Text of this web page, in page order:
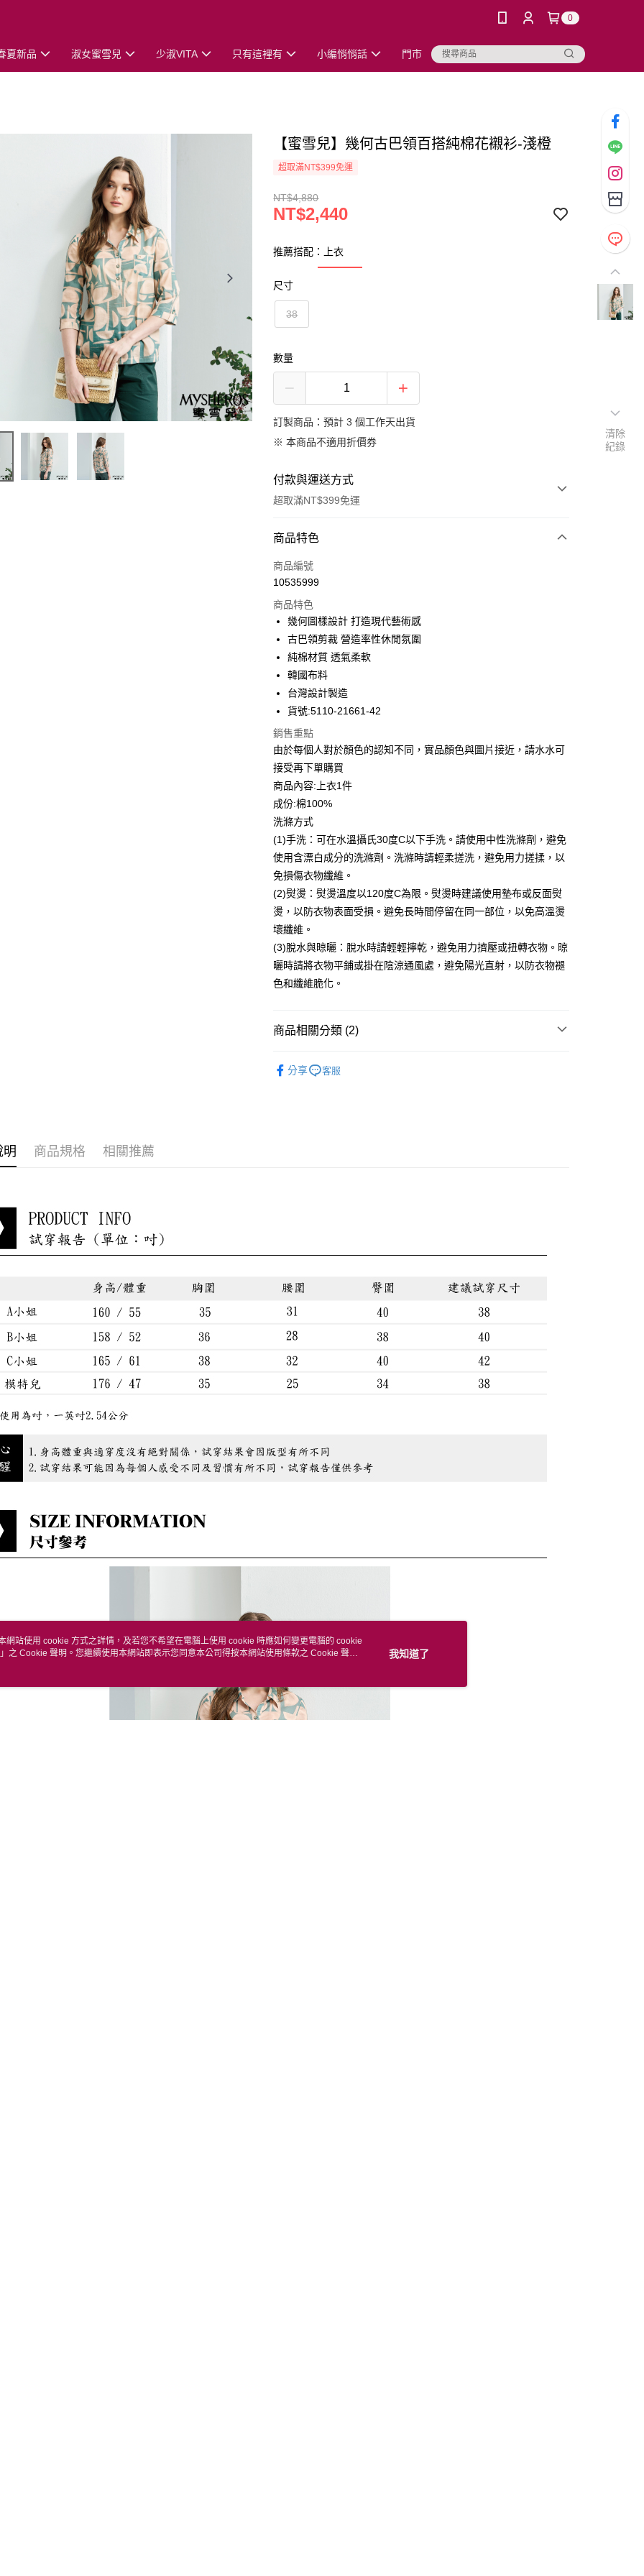
0
夏新品 淑女蜜雪兒 少淑VITA 只有這裡有 小編悄悄話 門市
【蜜雪兒】幾何古巴領百搭純棉花襯衫-淺橙
超取滿NT$399免運
NT$4,880
NT$2,440
推薦搭配：上衣
尺寸
38
數量
訂製商品：預計 3 個工作天出貨
※ 本商品不適用折價券
付款與運送方式
超取滿NT$399免運
付款方式
信用卡一次付款
3 期 0 利率 每期 NT$813
合作金庫商業銀行
華南商業銀行
國泰世華商業銀行
臺灣中小企業銀行
匯豐（台灣）商業銀行
聯邦商業銀行
玉山商業銀行
星展（台灣）商業銀行
台新國際商業銀行
台灣樂天信用卡公司
LINE Pay
街口支付
全盈+PAY
ATM付款
貨到付款
運送方式
付款後全家取貨
每筆NT$80，滿NT$399(含以上)免運費
付款後7-11取貨
宅配到府
每筆NT$80，滿NT$888(含以上)免運費
每筆NT$80，滿NT$888(含以上)免運費
商品特色
商品編號
10535999
商品特色
幾何圖樣設計 打造現代藝術感
古巴領剪裁 營造率性休閒氛圍
純棉材質 透氣柔軟
韓國布料
台灣設計製造
貨號:5110-21661-42
銷售重點
由於每個人對於顏色的認知不同，實品顏色與圖片接近，請水水可
接受再下單購買
商品內容:上衣1件
成份:棉100%
洗滌方式
(1)手洗：可在水溫攝氏30度C以下手洗。請使用中性洗滌劑，避免
使用含漂白成分的洗滌劑。洗滌時請輕柔搓洗，避免用力搓揉，以
免損傷衣物纖維。
(2)熨燙：熨燙溫度以120度C為限。熨燙時建議使用墊布或反面熨
燙，以防衣物表面受損。避免長時間停留在同一部位，以免高溫燙
壞纖維。
(3)脫水與晾曬：脫水時請輕輕擰乾，避免用力擠壓或扭轉衣物。晾
曬時請將衣物平鋪或掛在陰涼通風處，避免陽光直射，以防衣物褪
色和纖維脆化。
商品相關分類 (2)
分享 客服
明 商品規格 相關推薦
清除
紀錄
網站使用 cookie 方式之詳情，及若您不希望在電腦上使用 cookie 時應如何變更電腦的 cookie
」之 Cookie 聲明。您繼續使用本網站即表示您同意本公司得按本網站使用條款之 Cookie 聲明
我知道了